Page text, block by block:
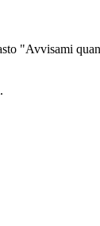
"Avvisami